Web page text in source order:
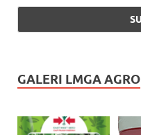
GALERI LMGA AGRO